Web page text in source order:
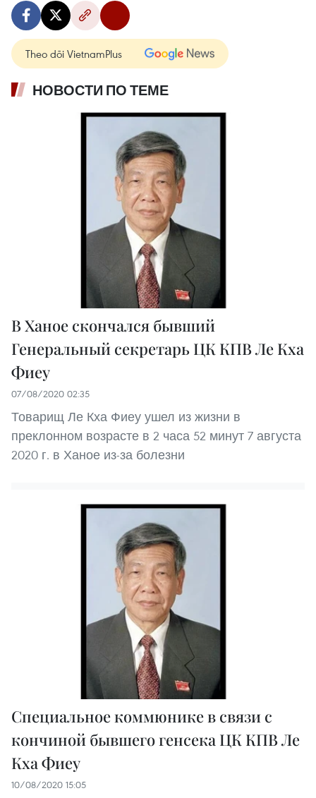
Theo dõi VietnamPlus
НОВОСТИ ПО ТЕМЕ
В Ханое скончался бывший
Генеральный секретарь ЦК КПВ Ле Кха
Фиеу
07/08/2020 02:35
Товарищ Ле Кха Фиеу ушел из жизни в
преклонном возрасте в 2 часа 52 минут 7 августа
2020 г. в Ханое из-за болезни
Специальное коммюнике в связи с
кончиной бывшего генсека ЦК КПВ Ле
Кха Фиеу
10/08/2020 15:05